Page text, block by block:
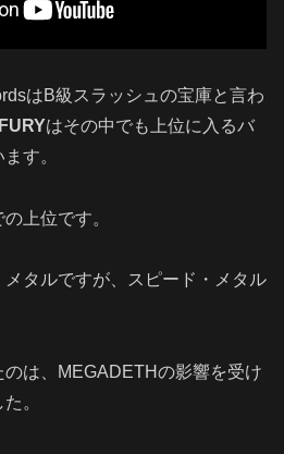
はB級スラッシュの宝庫と言わ
はその中でも上位に入るバ
す。
上位です。
タルですが、スピード・メタル
は、MEGADETHの影響を受け
。